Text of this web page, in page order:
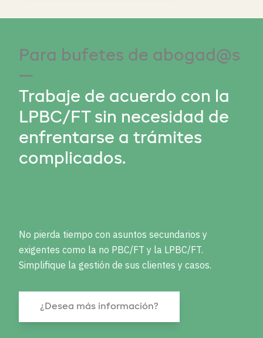
Para bufetes de abogad@s
—
Trabaje de acuerdo con la
LPBC/FT sin necesidad de
enfrentarse a trámites
complicados.
No pierda tiempo con asuntos secundarios y
exigentes como la no PBC/FT y la LPBC/FT.
Simplifique la gestión de sus clientes y casos.
¿Desea más información?